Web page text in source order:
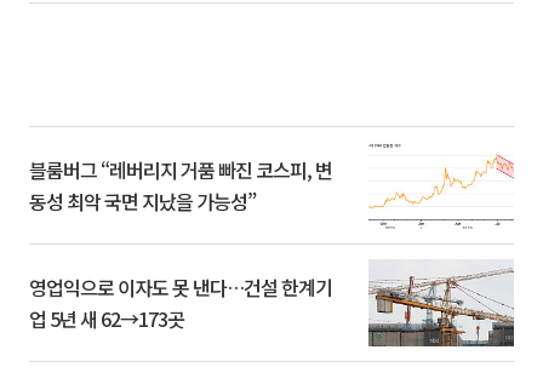
블룸버그 “레버리지 거품 빠진 코스피, 변
동성 최악 국면 지났을 가능성”
영업익으로 이자도 못 낸다…건설 한계기
업 5년 새 62→173곳